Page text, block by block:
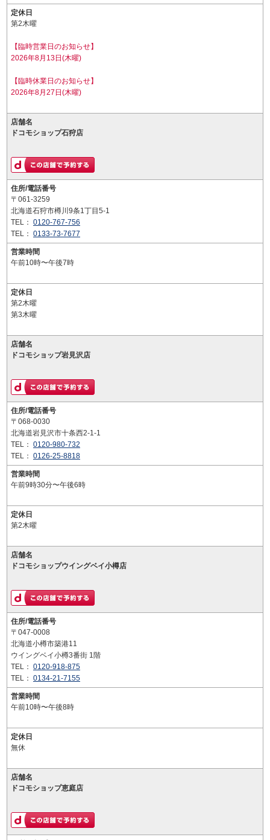
定休日
第2木曜
【臨時営業日のお知らせ】
2026年8月13日(木曜)
【臨時休業日のお知らせ】
2026年8月27日(木曜)
店舗名
ドコモショップ石狩店
住所/電話番号
〒061-3259
北海道石狩市樽川9条1丁目5-1
TEL： 0120-767-756
TEL： 0133-73-7677
営業時間
午前10時〜午後7時
定休日
第2木曜
第3木曜
店舗名
ドコモショップ岩見沢店
住所/電話番号
〒068-0030
北海道岩見沢市十条西2-1-1
TEL： 0120-980-732
TEL： 0126-25-8818
営業時間
午前9時30分〜午後6時
定休日
第2木曜
店舗名
ドコモショップウイングベイ小樽店
住所/電話番号
〒047-0008
北海道小樽市築港11
ウイングベイ小樽3番街 1階
TEL： 0120-918-875
TEL： 0134-21-7155
営業時間
午前10時〜午後8時
定休日
無休
店舗名
ドコモショップ恵庭店